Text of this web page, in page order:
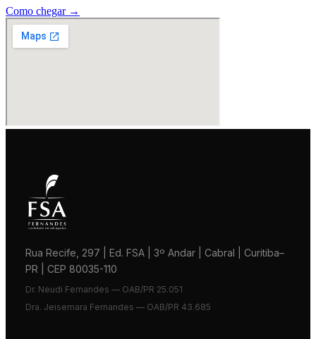
Como chegar →
Rua Recife, 297 | Ed. FSA | 3º Andar | Cabral | Curitiba–
PR | CEP 80035-110
Dr. Neudi Fernandes — OAB/PR 25.051
Dra. Jeisemara Fernandes — OAB/PR 43.685